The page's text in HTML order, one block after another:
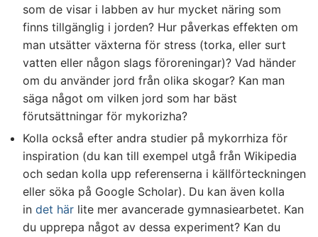
som de visar i labben av hur mycket näring som
finns tillgänglig i jorden? Hur påverkas effekten om
man utsätter växterna för stress (torka, eller surt
vatten eller någon slags föroreningar)? Vad händer
om du använder jord från olika skogar? Kan man
säga något om vilken jord som har bäst
förutsättningar för mykorizha?
Kolla också efter andra studier på mykorrhiza för
inspiration (du kan till exempel utgå från Wikipedia
och sedan kolla upp referenserna i källförteckningen
eller söka på Google Scholar). Du kan även kolla
in det här lite mer avancerade gymnasiearbetet. Kan
du upprepa något av dessa experiment? Kan du